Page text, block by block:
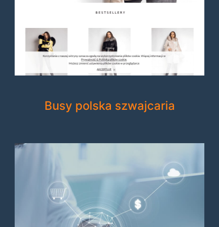
Busy polska szwajcaria